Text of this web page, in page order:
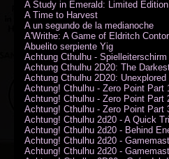
A Study in Emerald: Limited Edition
A Time to Harvest
A un segundo de la medianoche
A'Writhe: A Game of Eldritch
Abuelito serpiente Yig
Achtung Cthulhu - Spielleiterschirm
Achtung Cthulhu 2D20: The Darkest
Achtung Cthulhu 2D20: Unexplored
Achtung! Cthulhu - Zero Point Part
Achtung! Cthulhu - Zero Point Part
Achtung! Cthulhu - Zero Point Part
Achtung! Cthulhu 2d20 - A Quick
Achtung! Cthulhu 2d20 - Behind
Achtung! Cthulhu 2d20 -
Achtung! Cthulhu 2d20 -